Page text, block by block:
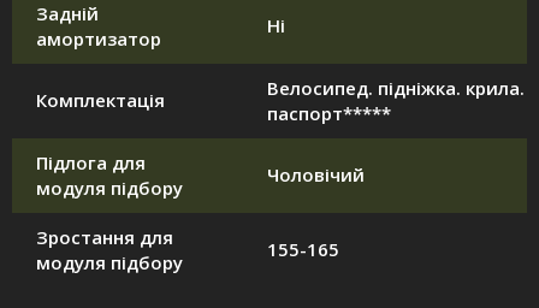
Задній
амортизатор
Ні
Комплектація
Велосипед. підніжка. крила.
паспорт*****
Підлога для
модуля підбору
Чоловічий
Зростання для
модуля підбору
155-165